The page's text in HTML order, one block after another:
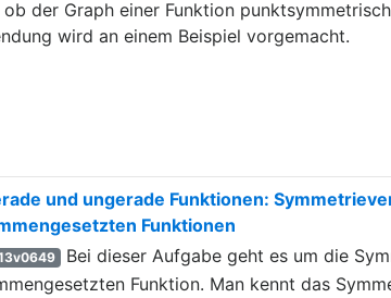
ob der Graph einer Funktion
wird an einem Beispiel vorgemacht.
und ungerade Funktionen:
Funktionen
Bei dieser Aufgabe geht es um die
Funktion. Man kennt das